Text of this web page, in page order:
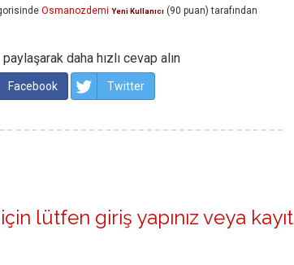
Osmanozdemi Yeni Kullanıcı (90 puan) tarafından
daha hızlı cevap alın
Facebook Twitter
lütfen giriş yapınız veya kayıt